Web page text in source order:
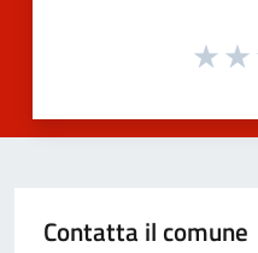
Contatta il comune